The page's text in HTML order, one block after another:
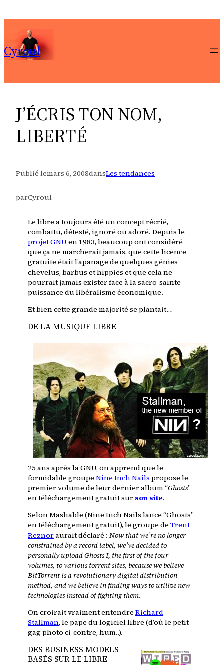
au
contenu
Cyroul
J’ÉCRIS TON NOM,
LIBERTÉ
Publié lemars 6, 2008dansLes tendances
parCyroul
Le libre a toujours été un concept récrié,
combattu, détesté, ignoré ou adoré. Depuis le
projet GNUen 1983, beaucoup ont considéré
que ça ne marcherait jamais, que cette licence
gratuite était l’apanage de quelques génies
chevelus, barbus et hippies et que cela ne
pourrait jamais exister face à la sacro-sainte
puissance du libéralisme économique.
Et bien cette grande majorité se plantait…
DE LA MUSIQUE LIBRE
25 ans après la GNU, on apprend que le
formidable groupe Nine Inch Nails propose le
premier volume de leur dernier album “Ghosts”
en téléchargement gratuit sur son site.
Selon Mashable (Nine Inch Nails lance “Ghosts”
en téléchargement gratuit), le groupe de Trent
Reznoraurait déclaré : Now that we’re no longer
constrained by a record label, we’ve decided to
personally upload Ghosts I, the first of the four
volumes, to various torrent sites, because we believe
BitTorrent is a revolutionary digital distribution
method, and we believe in finding ways to utilize new
technologies instead of fighting them.
On croirait vraiment entendre Richard
Stallman, le pape du logiciel libre (d’où le petit
gag photo ci-contre, hum..).
DES BUSINESS MODELS
BASÉS SUR LE LIBRE